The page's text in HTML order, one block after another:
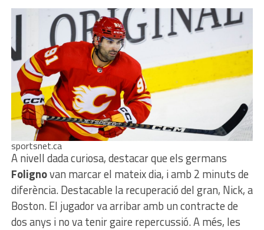
sportsnet.ca
A nivell dada curiosa, destacar que els germans
Folignovan marcar el mateix dia, i amb 2 minuts de
diferència. Destacable la recuperació del gran, Nick, a
Boston. El jugador va arribar amb un contracte de
dos anys i no va tenir gaire repercussió. A més, les